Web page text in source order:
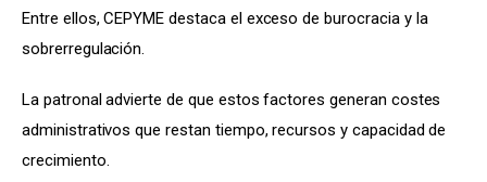
Entre ellos, CEPYME destaca el exceso de burocracia y la
sobrerregulación.
La patronal advierte de que estos factores generan costes
administrativos que restan tiempo, recursos y capacidad de
crecimiento.